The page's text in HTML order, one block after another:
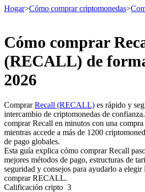
Futuros
Futuros del USDT
Futuros que utilizan USDT como
Hogar>Cómo comprar criptomonedas>
Cómo comprar
(RECALL) de
2026
ComprarRecall (RECALL) es rápido y
intercambio de criptomonedas de
comprar Recall en minutos con una
mientras accede a más de 1200
de pago globales.
Esta guía explica cómo comprar Recall
mejores métodos de pago, estructuras de
seguridad y consejos para ayudarlo a
comprar RECALL.
Calificación cripto 3